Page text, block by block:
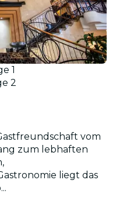
1
2
vom
zum lebhaften
liegt das